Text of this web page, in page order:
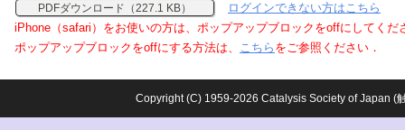
PDFダウンロード（227.1 KB）
ログインできない方はこちら
iPhone（safari）をお使いの方は、ポップアップブロックをoffにしてくだ
ポップアップブロックをoffにする方法は、 こちら をご参照ください．
Copyright (C) 1959-2026 Catalysis Society of Japan (